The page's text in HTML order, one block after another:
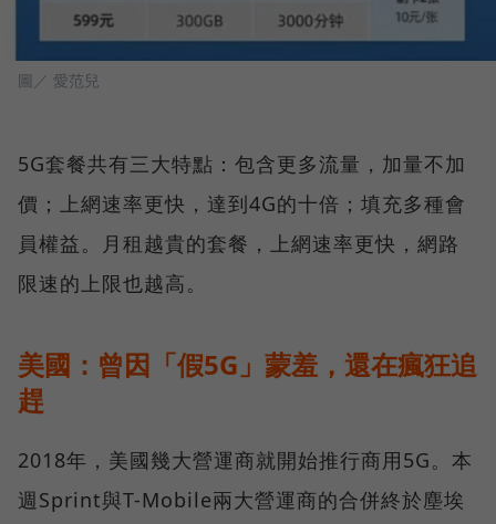
圖／ 愛范兒
5G套餐共有三大特點：包含更多流量，加量不加
價；上網速率更快，達到4G的十倍；填充多種會
員權益。月租越貴的套餐，上網速率更快，網路
限速的上限也越高。
美國：曾因「假5G」蒙羞，還在瘋狂追
趕
2018年，美國幾大營運商就開始推行商用5G。本
週Sprint與T-Mobile兩大營運商的合併終於塵埃